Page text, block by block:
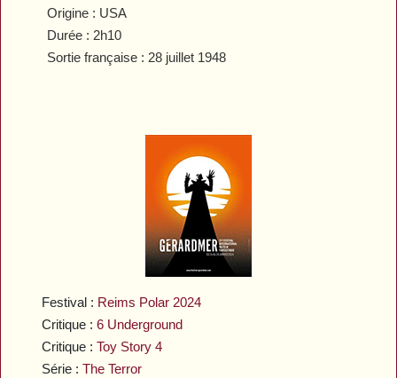
Festival : Reims Polar 2024
Critique :6 Underground
Critique :Toy Story 4
Série :The Terror
Origine : USA
Durée : 2h10
Sortie française : 28 juillet 1948